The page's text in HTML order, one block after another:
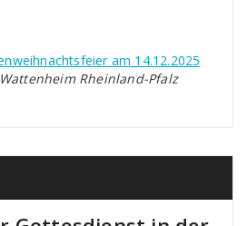
am 14.12.2025
Rheinland-Pfalz